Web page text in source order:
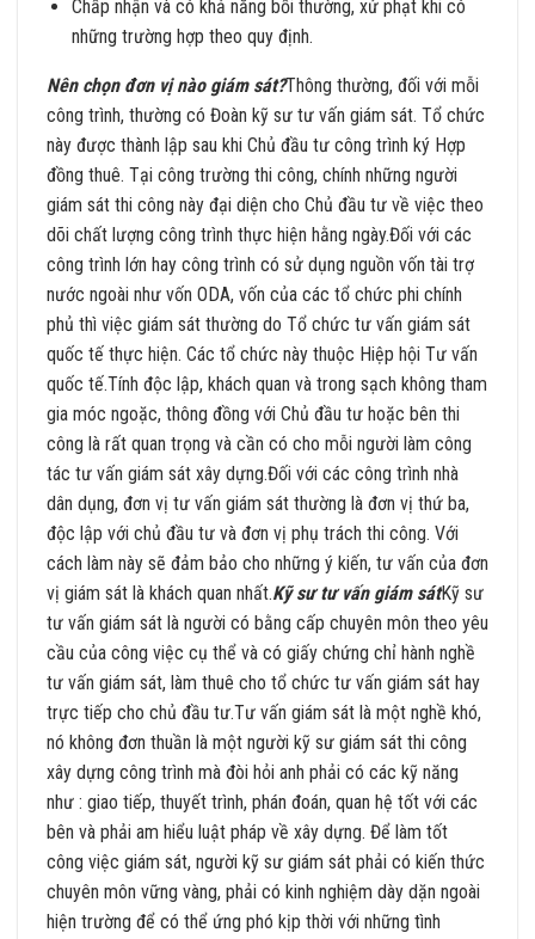
Chấp nhận và có khả năng bồi thường, xử phạt khi có
những trường hợp theo quy định.
Nên chọn đơn vị nào giám sát?Thông thường, đối với mỗi
công trình, thường có Đoàn kỹ sư tư vấn giám sát. Tổ chức
này được thành lập sau khi Chủ đầu tư công trình ký Hợp
đồng thuê. Tại công trường thi công, chính những người
giám sát thi công này đại diện cho Chủ đầu tư về việc theo
dõi chất lượng công trình thực hiện hằng ngày.Đối với các
công trình lớn hay công trình có sử dụng nguồn vốn tài trợ
nước ngoài như vốn ODA, vốn của các tổ chức phi chính
phủ thì việc giám sát thường do Tổ chức tư vấn giám sát
quốc tế thực hiện. Các tổ chức này thuộc Hiệp hội Tư vấn
quốc tế.Tính độc lập, khách quan và trong sạch không tham
gia móc ngoặc, thông đồng với Chủ đầu tư hoặc bên thi
công là rất quan trọng và cần có cho mỗi người làm công
tác tư vấn giám sát xây dựng.Đối với các công trình nhà
dân dụng, đơn vị tư vấn giám sát thường là đơn vị thứ ba,
độc lập với chủ đầu tư và đơn vị phụ trách thi công. Với
cách làm này sẽ đảm bảo cho những ý kiến, tư vấn của đơn
vị giám sát là khách quan nhất.Kỹ sư tư vấn giám sátKỹ sư
tư vấn giám sát là người có bằng cấp chuyên môn theo yêu
cầu của công việc cụ thể và có giấy chứng chỉ hành nghề
tư vấn giám sát, làm thuê cho tổ chức tư vấn giám sát hay
trực tiếp cho chủ đầu tư.Tư vấn giám sát là một nghề khó,
nó không đơn thuần là một người kỹ sư giám sát thi công
xây dựng công trình mà đòi hỏi anh phải có các kỹ năng
như : giao tiếp, thuyết trình, phán đoán, quan hệ tốt với các
bên và phải am hiểu luật pháp về xây dựng. Để làm tốt
công việc giám sát, người kỹ sư giám sát phải có kiến thức
chuyên môn vững vàng, phải có kinh nghiệm dày dặn ngoài
hiện trường để có thể ứng phó kịp thời với những tình